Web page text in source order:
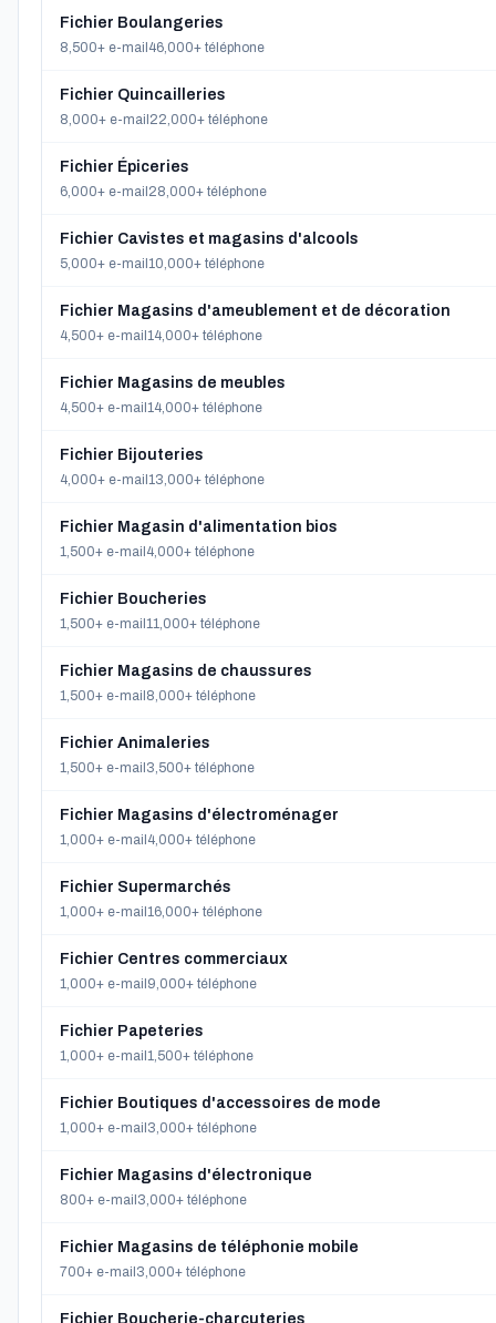
Fichier Boulangeries
8,500+ e-mail 46,000+ téléphone
Fichier Quincailleries
8,000+ e-mail 22,000+ téléphone
Fichier Épiceries
6,000+ e-mail 28,000+ téléphone
Fichier Cavistes et magasins d'alcools
5,000+ e-mail 10,000+ téléphone
Fichier Magasins d'ameublement et de décoration
4,500+ e-mail 14,000+ téléphone
Fichier Magasins de meubles
4,500+ e-mail 14,000+ téléphone
Fichier Bijouteries
4,000+ e-mail 13,000+ téléphone
Fichier Magasin d'alimentation bios
1,500+ e-mail 4,000+ téléphone
Fichier Boucheries
1,500+ e-mail 11,000+ téléphone
Fichier Magasins de chaussures
1,500+ e-mail 8,000+ téléphone
Fichier Animaleries
1,500+ e-mail 3,500+ téléphone
Fichier Magasins d'électroménager
1,000+ e-mail 4,000+ téléphone
Fichier Supermarchés
1,000+ e-mail 16,000+ téléphone
Fichier Centres commerciaux
1,000+ e-mail 9,000+ téléphone
Fichier Papeteries
1,000+ e-mail 1,500+ téléphone
Fichier Boutiques d'accessoires de mode
1,000+ e-mail 3,000+ téléphone
Fichier Magasins d'électronique
800+ e-mail 3,000+ téléphone
Fichier Magasins de téléphonie mobile
700+ e-mail 3,000+ téléphone
Fichier Boucherie-charcuteries